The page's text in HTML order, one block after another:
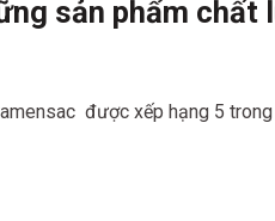
sản phẩm chất
được xếp hạng 5